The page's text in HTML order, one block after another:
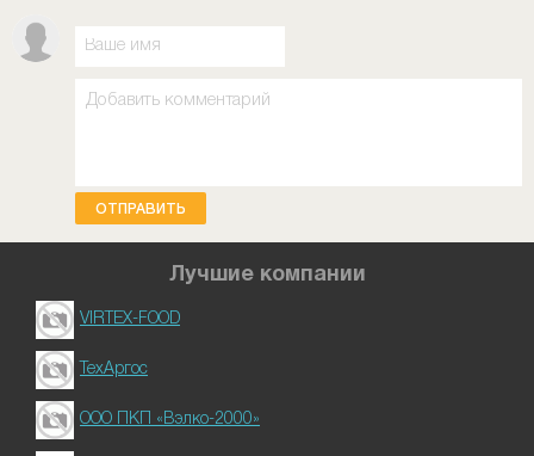
ОТПРАВИТЬ
Лучшие компании
VIRTEX-FOOD
ТехАргос
ООО ПКП «Вэлко-2000»